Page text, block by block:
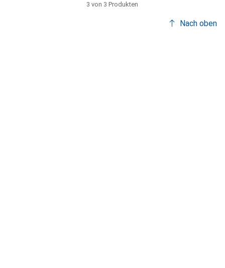
3 von 3 Produkten
Nach oben